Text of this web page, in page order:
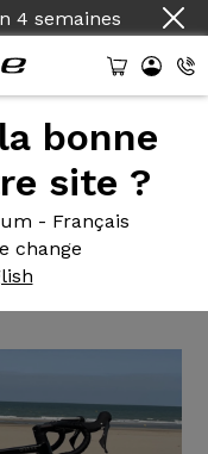
4 semaines
bonne
site ?
- Français
change
GRX 400-
GRX
R